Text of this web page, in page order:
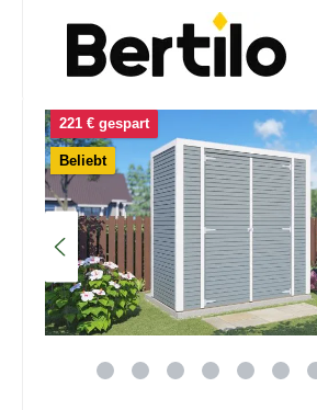
Bildergalerie überspringen
221 € gespart
Beliebt